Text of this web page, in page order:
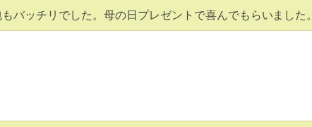
バッチリでした。母の日プレゼントで喜んでもらいました。